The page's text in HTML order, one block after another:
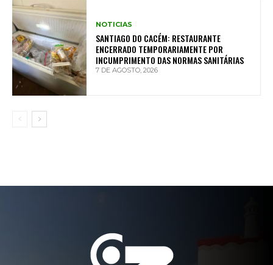
NOTICIAS
SANTIAGO DO CACÉM: RESTAURANTE
ENCERRADO TEMPORARIAMENTE POR
INCUMPRIMENTO DAS NORMAS SANITÁRIAS
7 DE AGOSTO, 2026